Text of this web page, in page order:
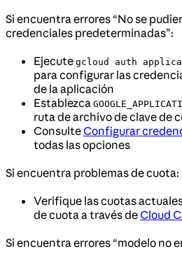
Si encuentra errores “No se
credenciales predeterminadas”:
Ejecute gcloud auth
para configurar las
de la aplicación
Establezca
ruta de archivo de clave de
ConsulteConfigurar
todas las opciones
Si encuentra problemas de cuota:
Verifique las cuotas
de cuota a través deCloud
Si encuentra errores “modelo no